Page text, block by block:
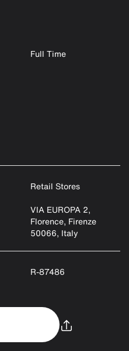
Full Time
Retail Stores
VIA EUROPA 2,
Florence, Firenze
50066, Italy
R-87486